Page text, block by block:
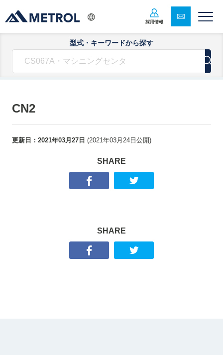
採用情報
型式・キーワードから探す
CN2
更新日： 2021年03月27日 (2021年03月24日 公開)
SHARE
SHARE